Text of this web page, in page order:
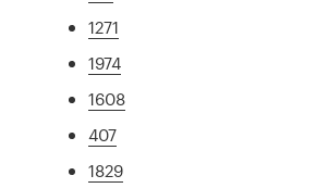
1271
1974
1608
407
1829